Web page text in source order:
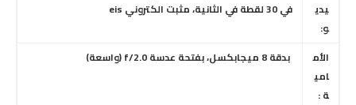
يدي
و:
في 30 لقطة في الثانية
، مثبت الكتروني eis
الأم
امي
ة :
بدقة 8 ميجابكسل، بفتحة عدسة f/2.0 (واسعة)